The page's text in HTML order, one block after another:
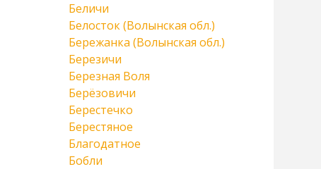
Беличи
Белосток (Волынская обл.)
Бережанка (Волынская обл.)
Березичи
Березная Воля
Берёзовичи
Берестечко
Берестяное
Благодатное
Бобли